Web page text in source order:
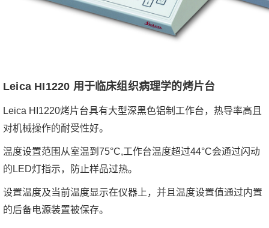
Leica HI1220 用于临床组织病理学的烤片台
Leica HI1220烤片台具有大型深黑色铝制工作台，热导率高且
对机械操作的耐受性好。
温度设置范围从室温到75°C,工作台温度超过44°C会通过闪动
的LED灯指示，防止样品过热。
设置温度及当前温度显示在仪器上，并且温度设置值通过内置
的后备电源装置被保存。